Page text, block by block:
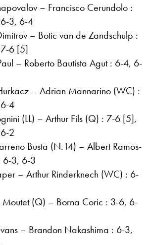
– Francisco Cerundolo :
3, 6-4
– Botic van de Zandschulp :
6 [5]
– Roberto Bautista Agut : 6-4, 6-
– Adrian Mannarino (WC) :
4
(LL) – Arthur Fils (Q) : 7-6 [5],
2
Busta (N.14) – Albert Ramos-
6-3, 6-3
– Arthur Rinderknech (WC) : 6-
Moutet (Q) – Borna Coric : 3-6, 6-
– Brandon Nakashima : 6-3,